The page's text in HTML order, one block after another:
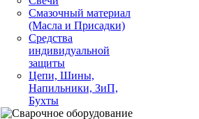
Смазочный материал
(Масла и Присадки)
Средства
индивидуальной
защиты
Цепи, Шины,
Напильники, ЗиП,
Бухты